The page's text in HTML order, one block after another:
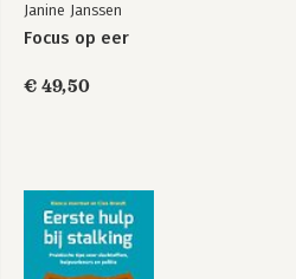
Janine Janssen
Focus op eer
€ 49,50